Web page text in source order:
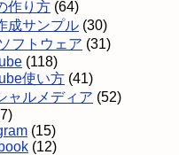
作り方 (64)
成サンプル (30)
フトウェア (31)
(118)
使い方 (41)
ャルメディア (52)
(15)
(12)